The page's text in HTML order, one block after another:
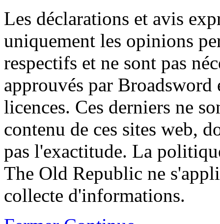
Les déclarations et avis
uniquement les opinions
respectifs et ne sont pas
approuvés par
licences. Ces derniers ne
contenu de ces sites web,
pas l'exactitude. La
The Old Republic ne
collecte d'informations.